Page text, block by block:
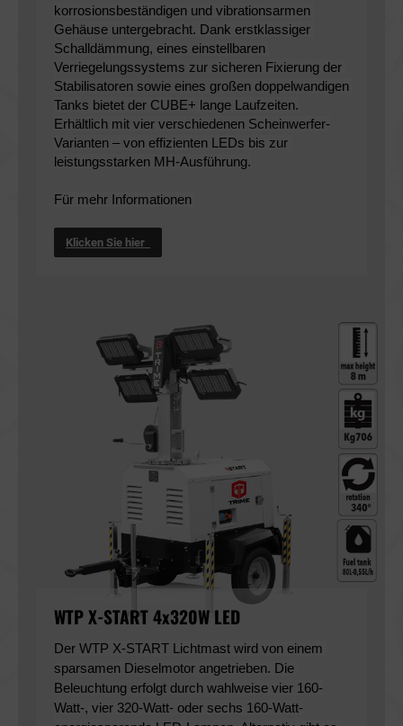
korrosionsbeständigen und vibrationsarmen
Gehäuse untergebracht. Dank erstklassiger
Schalldämmung, eines einstellbaren
Verriegelungssystems zur sicheren Fixierung der
Stabilisatoren sowie eines großen doppelwandigen
Tanks bietet der CUBE+ lange Laufzeiten.
Erhältlich mit vier verschiedenen Scheinwerfer-
Varianten – von effizienten LEDs bis zur
leistungsstarken MH-Ausführung.
Für mehr Informationen
Klicken Sie hier
WTP X-START 4x320W LED
Der WTP X-START Lichtmast wird von einem
sparsamen Dieselmotor angetrieben. Die
Beleuchtung erfolgt durch wahlweise vier 160-
Watt-, vier 320-Watt- oder sechs 160-Watt-